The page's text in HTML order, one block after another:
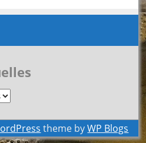
theme byWP Blogs